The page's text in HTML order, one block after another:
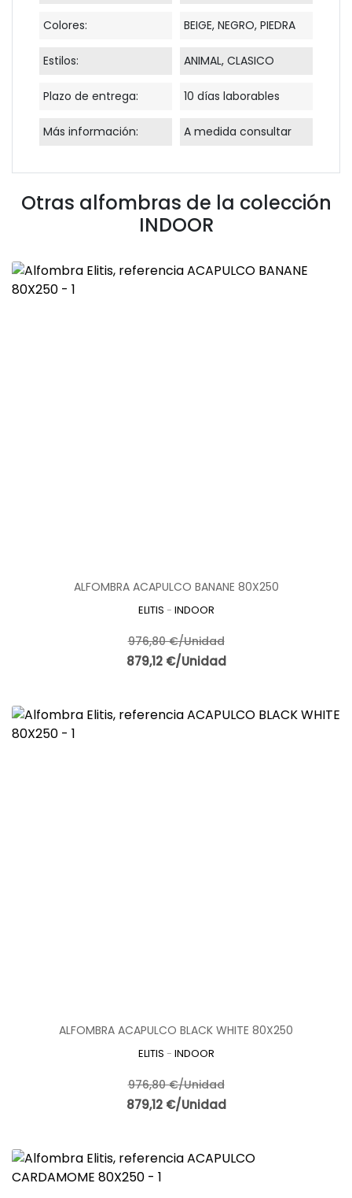
Colores: BEIGE, NEGRO, PIEDRA
Estilos: ANIMAL, CLASICO
Plazo de entrega: 10 días laborables
Más información: A medida consultar
Otras alfombras de la colección
INDOOR
ALFOMBRA ACAPULCO BANANE 80X250
ELITIS - INDOOR
976,80 €/Unidad
879,12 €/Unidad
ALFOMBRA ACAPULCO BLACK WHITE 80X250
ELITIS - INDOOR
976,80 €/Unidad
879,12 €/Unidad